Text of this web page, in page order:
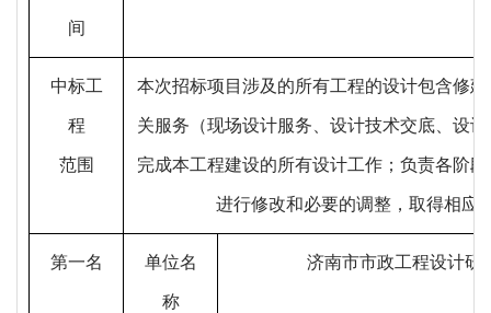
间
中标工
程
范围
本次招标项目涉及的所有工程的设计包含修
关服务（现场设计服务、设计技术交底、设
完成本工程建设的所有设计工作；负责各阶
进行修改和必要的调整，取得相应
第一名 单位名
称
济南市市政工程设计研